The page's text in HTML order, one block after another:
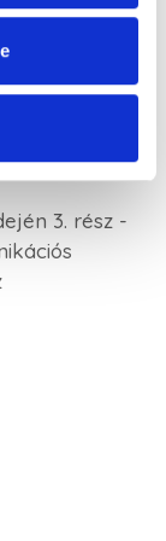
3. rész -
eszközök
3. rész -
3. rész -